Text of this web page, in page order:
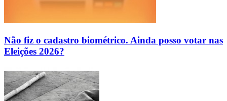
Não fiz o cadastro biométrico. Ainda posso votar nas
Eleições 2026?